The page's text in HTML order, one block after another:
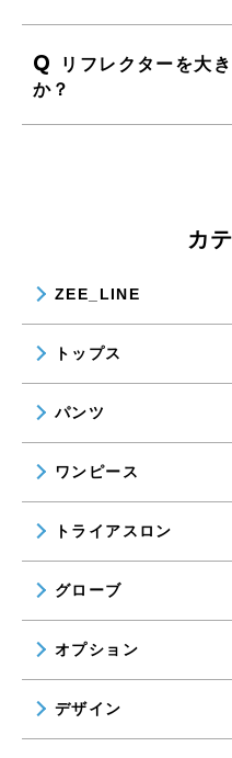
Q
リフレクターを大
か？
カ
ZEE_LINE
トップス
パンツ
ワンピース
トライアスロン
グローブ
オプション
デザイン